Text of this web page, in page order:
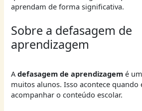
aprendam de forma significativa.
Sobre a defasagem de
aprendizagem
Adefasagem de aprendizagem é
muitos alunos. Isso acontece quando
acompanhar o conteúdo escolar.